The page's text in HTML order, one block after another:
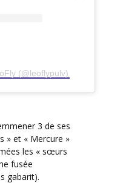
(@leoflypulv)
3 de ses
» et « Mercure »
les « sœurs
fusée
gabarit).